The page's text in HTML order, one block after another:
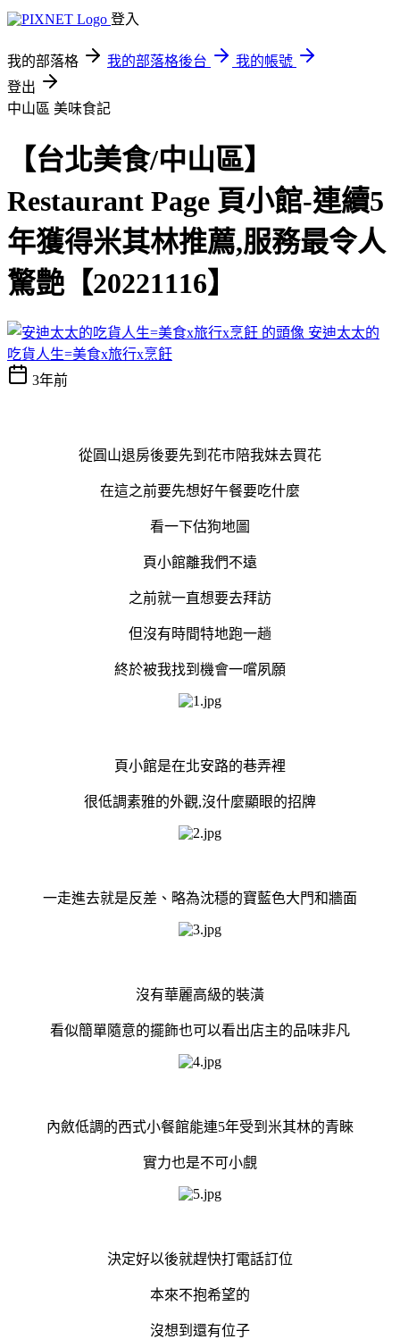
登入
我的部落格 我的部落格後台
我的帳號
登出
中山區 美味食記
【台北美食/中山區】
Restaurant Page 頁小館-連續5
年獲得米其林推薦,服務最令人
驚艶【20221116】
安迪太太的
吃貨人生=美食x旅行x烹飪
3年前
從圓山退房後要先到花巿陪我妹去買花
在這之前要先想好午餐要吃什麼
看一下估狗地圖
頁小館離我們不遠
之前就一直想要去拜訪
但沒有時間特地跑一趟
終於被我找到機會一嚐夙願
頁小館是在北安路的巷弄裡
很低調素雅的外觀,沒什麼顯眼的招牌
一走進去就是反差、略為沈穩的寶藍色大門和牆面
沒有華麗高級的裝潢
看似簡單隨意的擺飾也可以看出店主的品味非凡
內斂低調的西式小餐館能連5年受到米其林的青睞
實力也是不可小覻
決定好以後就趕快打電話訂位
本來不抱希望的
沒想到還有位子